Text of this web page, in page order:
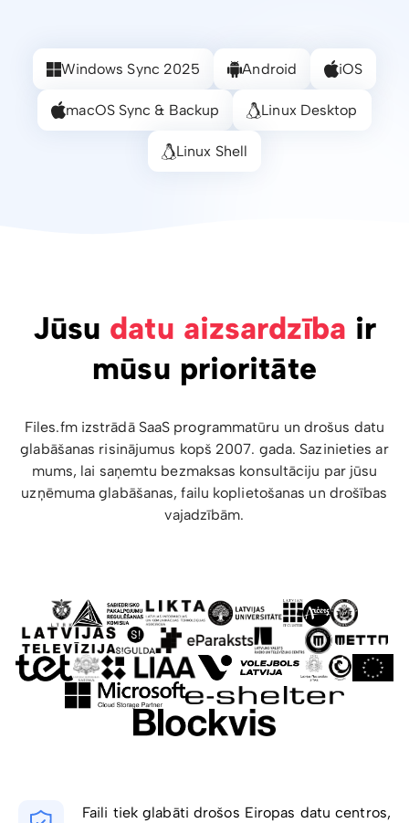
Windows Sync 2025 Android iOS
macOS Sync & Backup Linux Desktop
Linux Shell
Jūsu datu aizsardzība ir
mūsu prioritāte
Files.fm izstrādā SaaS programmatūru un drošus datu
glabāšanas risinājumus kopš 2007. gada. Sazinieties ar
mums, lai saņemtu bezmaksas konsultāciju par jūsu
uzņēmuma glabāšanas, failu koplietošanas un drošības
vajadzībām.
Faili tiek glabāti drošos Eiropas datu centros,